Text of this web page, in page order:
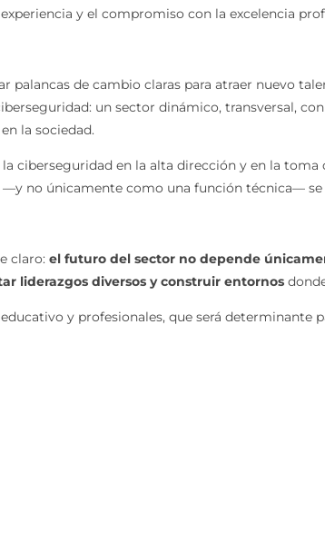
y el compromiso con la excelencia
palancas de cambio claras para atraer nuevo
un sector dinámico, transversal,
la sociedad.
ciberseguridad en la alta dirección y en la toma
no únicamente como una función técnica—
claro: el futuro del sector no depende
liderazgos diversos y construir entornos
y profesionales, que será determinante